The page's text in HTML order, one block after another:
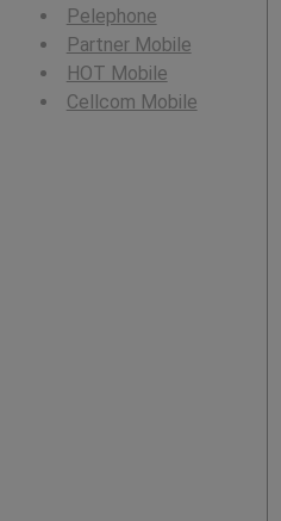
Pelephone
Partner Mobile
HOT Mobile
Cellcom Mobile